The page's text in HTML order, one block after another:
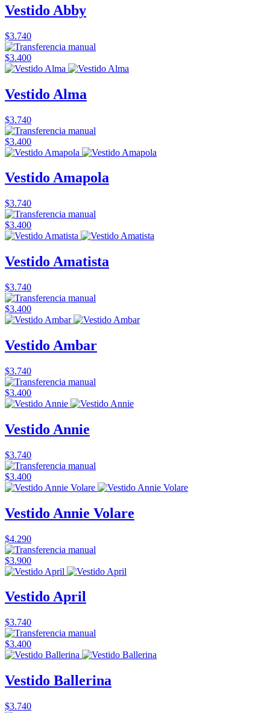
Vestido Abby
$3.740
$3.400
Vestido Alma
$3.740
$3.400
Vestido Amapola
$3.740
$3.400
Vestido Amatista
$3.740
$3.400
Vestido Ambar
$3.740
$3.400
Vestido Annie
$3.740
$3.400
Vestido Annie Volare
$4.290
$3.900
Vestido April
$3.740
$3.400
Vestido Ballerina
$3.740